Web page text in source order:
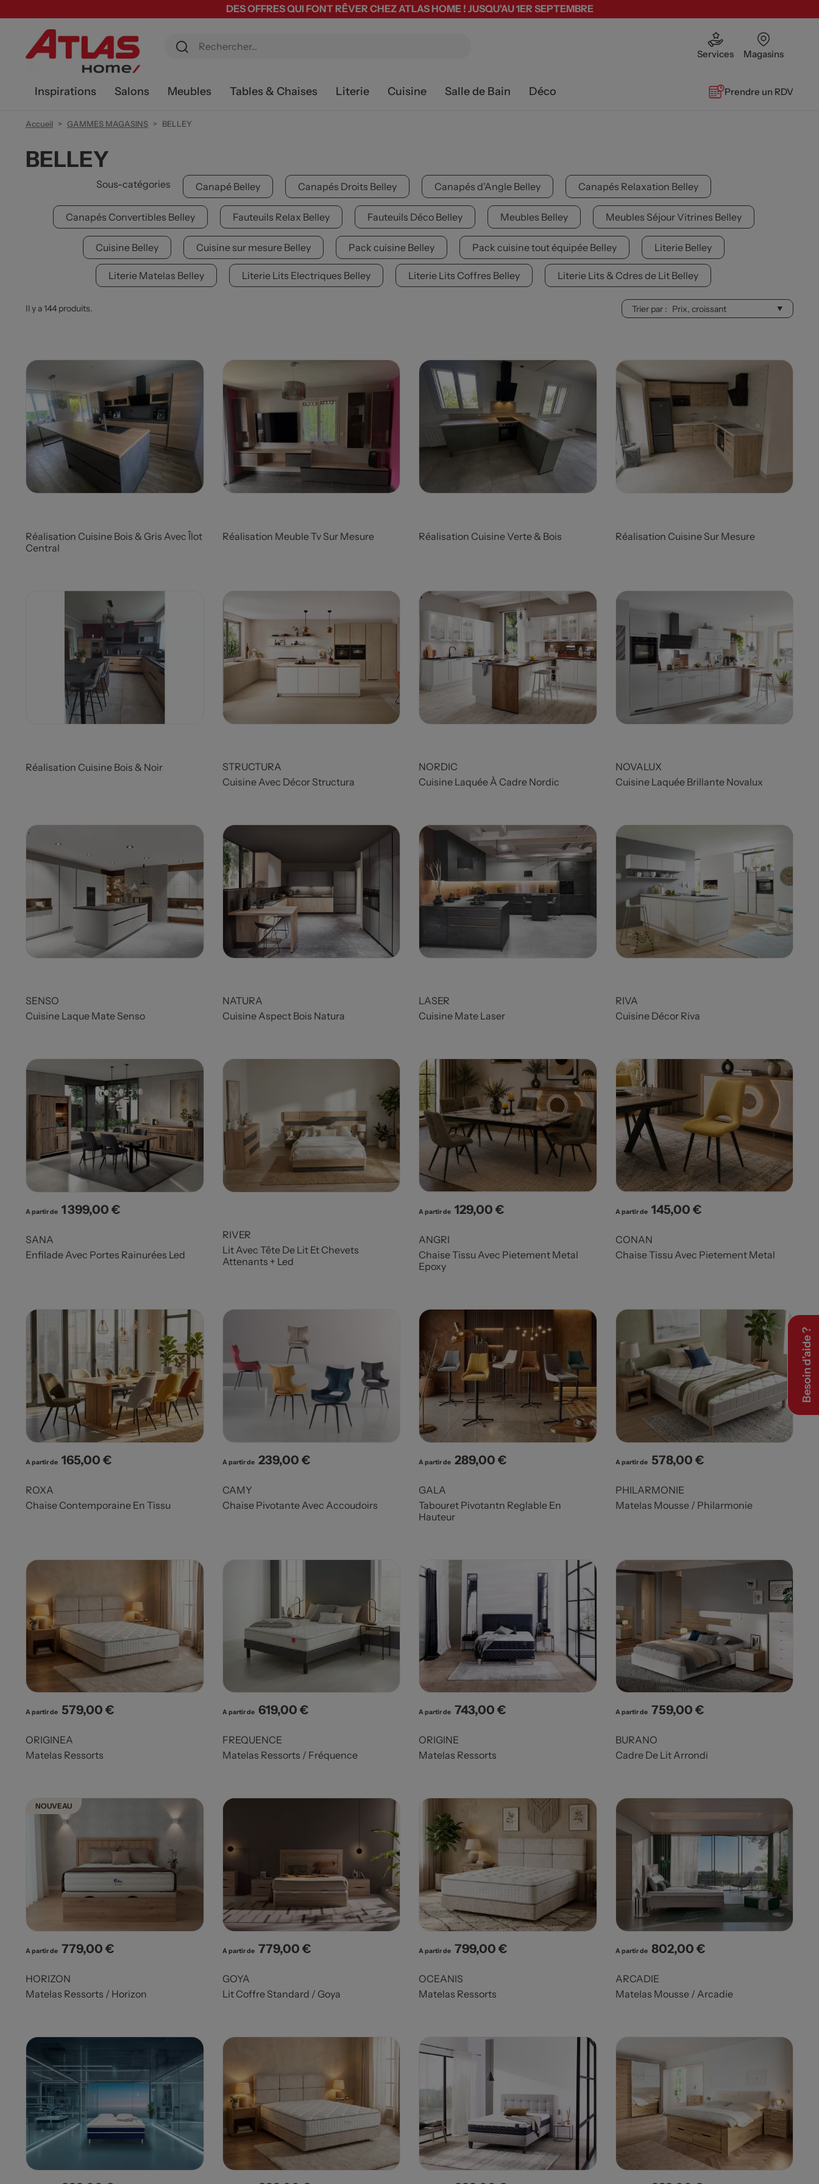
DES OFFRES QUI FONT RÊVER CHEZ ATLAS HOME ! JUSQU'AU 1ER SEPTEMBRE
Services Magasins
Inspirations Salons Meubles Tables & Chaises Literie Cuisine Salle de Bain Déco Prendre un RDV
Accueil GAMMES MAGASINS BELLEY
BELLEY
Sous-catégories Canapé Belley Canapés Droits Belley Canapés d'Angle Belley Canapés Relaxation Belley
Canapés Convertibles Belley Fauteuils Relax Belley Fauteuils Déco Belley Meubles Belley Meubles Séjour Vitrines Belley
Cuisine Belley Cuisine sur mesure Belley Pack cuisine Belley Pack cuisine tout équipée Belley Literie Belley
Literie Matelas Belley Literie Lits Electriques Belley Literie Lits Coffres Belley Literie Lits & Cdres de Lit Belley
Il y a 144 produits. Trier par :
Réalisation Cuisine Bois & Gris Avec Îlot
Central
Réalisation Meuble Tv Sur Mesure Réalisation Cuisine Verte & Bois Réalisation Cuisine Sur Mesure
Réalisation Cuisine Bois & Noir
STRUCTURA
Cuisine Avec Décor Structura
NORDIC
Cuisine Laquée À Cadre Nordic
NOVALUX
Cuisine Laquée Brillante Novalux
SENSO
Cuisine Laque Mate Senso
NATURA
Cuisine Aspect Bois Natura
LASER
Cuisine Mate Laser
RIVA
Cuisine Décor Riva
A partir de Prix
1 399,00 €
SANA
Enfilade Avec Portes Rainurées Led
RIVER
Lit Avec Tête De Lit Et Chevets
Attenants + Led
A partir de Prix
129,00 €
ANGRI
Chaise Tissu Avec Pietement Metal
Epoxy
A partir de Prix
145,00 €
CONAN
Chaise Tissu Avec Pietement Metal
A partir de Prix
165,00 €
ROXA
Chaise Contemporaine En Tissu
A partir de Prix
239,00 €
CAMY
Chaise Pivotante Avec Accoudoirs
A partir de Prix
289,00 €
GALA
Tabouret Pivotantn Reglable En
Hauteur
A partir de Prix
578,00 €
PHILARMONIE
Matelas Mousse / Philarmonie
A partir de Prix
579,00 €
ORIGINEA
Matelas Ressorts
A partir de Prix
619,00 €
FREQUENCE
Matelas Ressorts / Fréquence
A partir de Prix
743,00 €
ORIGINE
Matelas Ressorts
A partir de Prix
759,00 €
BURANO
Cadre De Lit Arrondi
NOUVEAU
A partir de Prix
779,00 €
HORIZON
Matelas Ressorts / Horizon
A partir de Prix
779,00 €
GOYA
Lit Coffre Standard / Goya
A partir de Prix
799,00 €
OCEANIS
Matelas Ressorts
A partir de Prix
802,00 €
ARCADIE
Matelas Mousse / Arcadie
Besoin d’aide ?